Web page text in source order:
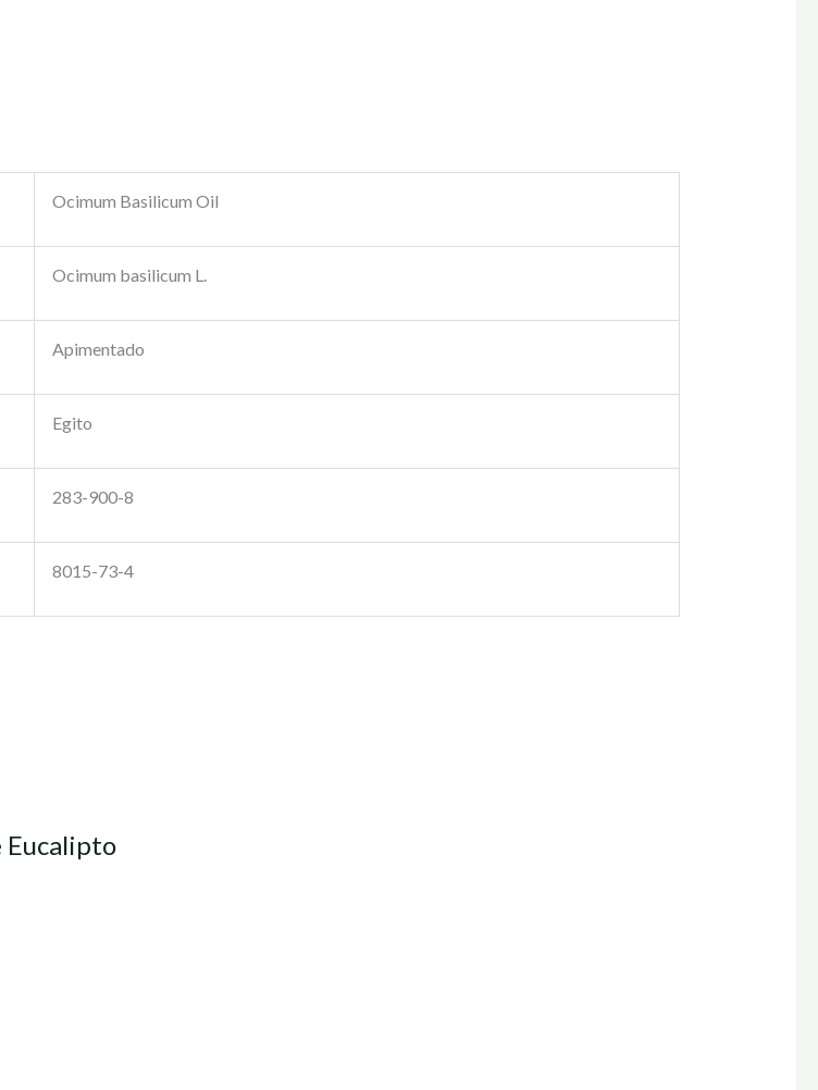
Ocimum Basilicum Oil
Ocimum basilicum L.
Apimentado
Egito
283-900-8
8015-73-4
Eucalipto